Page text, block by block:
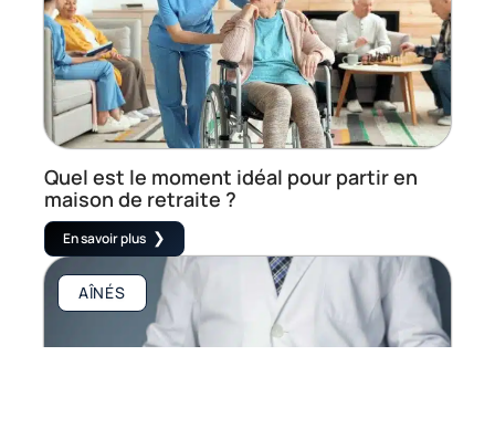
Quel est le moment idéal pour partir en
maison de retraite ?
En savoir plus
AÎNÉS